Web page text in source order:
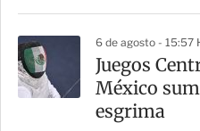
6 de agosto - 15:57
Juegos
México
esgrima